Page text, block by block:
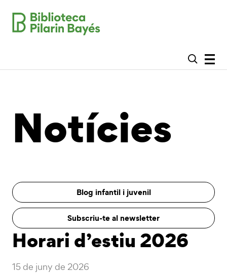
Notícies
Blog infantil i juvenil
Subscriu-te al newsletter
Horari d’estiu 2026
15 de juny de 2026